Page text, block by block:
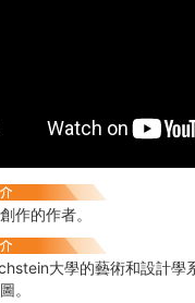
作的作者。
大學的藝術和設計學
。